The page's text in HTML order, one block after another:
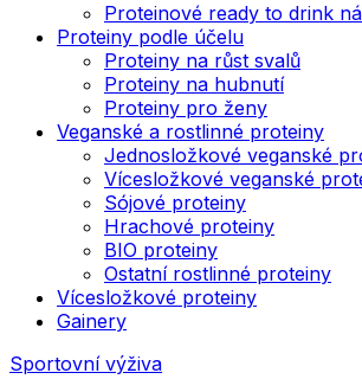
Proteinové ready to drink
Proteiny podle účelu
Proteiny na růst svalů
Proteiny na hubnutí
Proteiny pro ženy
Veganské a rostlinné proteiny
Jednosložkové veganské
Vícesložkové veganské
Sójové proteiny
Hrachové proteiny
BIO proteiny
Ostatní rostlinné proteiny
Vícesložkové proteiny
Gainery
Sportovní výživa